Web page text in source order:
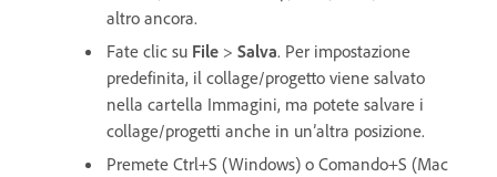
altro ancora.
Fate clic su File > Salva. Per impostazione
predefinita, il collage/progetto viene salvato
nella cartella Immagini, ma potete salvare i
collage/progetti anche in un’altra posizione.
Premete Ctrl+S (Windows) o Comando+S (Mac